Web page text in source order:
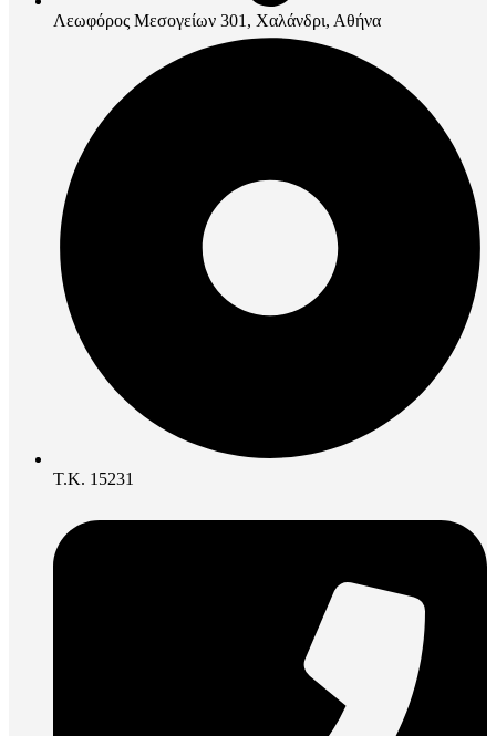
Λεωφόρος Μεσογείων 301, Χαλάνδρι, Αθήνα
Τ.Κ. 15231